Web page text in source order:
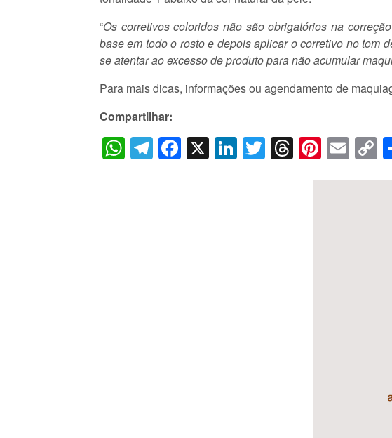
“Os corretivos coloridos não são obrigatórios na
base em todo o rosto e depois aplicar o corretivo no tom
se atentar ao excesso de produto para não acumular
Para mais dicas, informações ou agendamento de
Compartilhar:
WhatsApp
Telegram
Facebook
X LinkedIn
Twitter
Threads